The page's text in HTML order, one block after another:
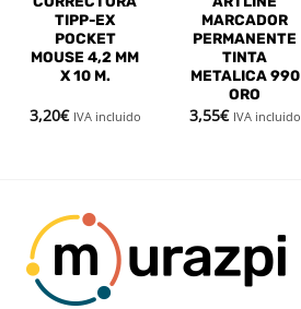
TIPP-EX
POCKET
MOUSE 4,2 MM
X 10 M.
3,20€ IVA incluido
MARCADOR
PERMANENTE
TINTA
METALICA 990
ORO
3,55€ IVA incluido